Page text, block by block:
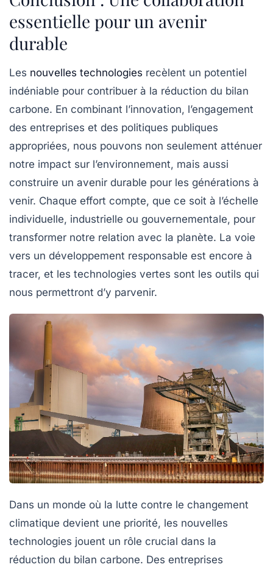
essentielle pour un avenir
durable
Les nouvelles technologies recèlent un potentiel
indéniable pour contribuer à la réduction du bilan
carbone. En combinant l’innovation, l’engagement
des entreprises et des politiques publiques
appropriées, nous pouvons non seulement atténuer
notre impact sur l’environnement, mais aussi
construire un avenir durable pour les générations à
venir. Chaque effort compte, que ce soit à l’échelle
individuelle, industrielle ou gouvernementale, pour
transformer notre relation avec la planète. La voie
vers un développement responsable est encore à
tracer, et les technologies vertes sont les outils qui
nous permettront d’y parvenir.
Dans un monde où la lutte contre le changement
climatique devient une priorité, les nouvelles
technologies jouent un rôle crucial dans la
réduction du bilan carbone. Des entreprises